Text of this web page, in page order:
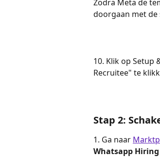
Zodra Meta de
doorgaan met de
10. Klik op
Recruitee" te
Stap 2:
1. Ga naar
Whatsapp Hiring